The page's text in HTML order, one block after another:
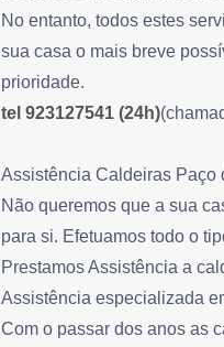
No entanto, todos estes
sua casa o mais breve
prioridade.
tel 923127541 (24h)
Assistência Caldeiras Paço
Não queremos que a sua
para si. Efetuamos todo o
Prestamos Assistência a
Assistência especializada
Com o passar dos anos as